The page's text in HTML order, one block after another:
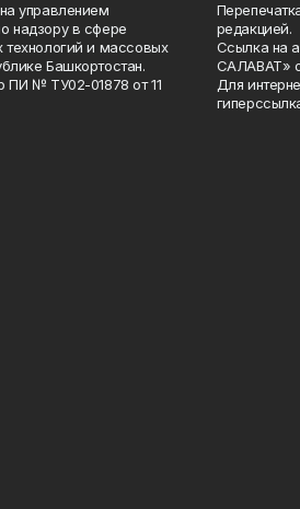
управлением
надзору в сфере
и массовых
Башкортостан.
ПИ № ТУ02-01878 от 11
редакцией.
Ссылка на
САЛАВАТ»
Для